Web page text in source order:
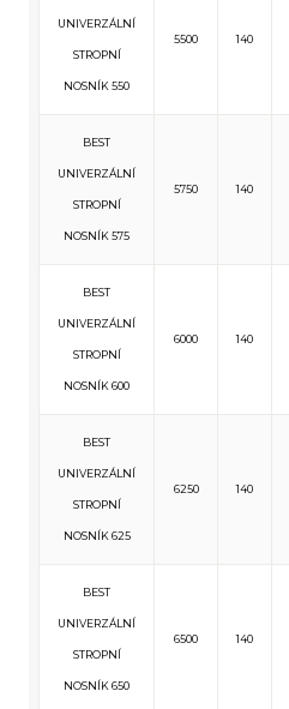
UNIVERZÁLNÍ
STROPNÍ
NOSNÍK 550
5500 140
BEST
UNIVERZÁLNÍ
STROPNÍ
NOSNÍK 575
5750 140
BEST
UNIVERZÁLNÍ
STROPNÍ
NOSNÍK 600
6000 140
BEST
UNIVERZÁLNÍ
STROPNÍ
NOSNÍK 625
6250 140
BEST
UNIVERZÁLNÍ
STROPNÍ
NOSNÍK 650
6500 140